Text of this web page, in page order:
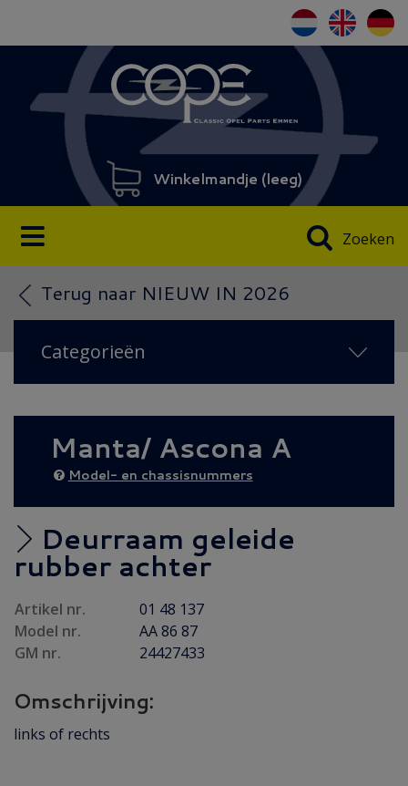
Winkelmandje (leeg)
Zoeken
Terug naar NIEUW IN 2026
Categorieën
NIEUW IN 2026(22)
Brandstof/ Uitlaat(49)
Bumper/ Spoiler/ Spiegel
Carrosserie plaatwerk
Elektrisch/ Verlichting (14)
Folders/ Boeken/ Modellen
Gebruikt
Interieur/ Instrumenten
Koeling/ Verwarming
Manta/ Ascona A
Model- en chassisnummers
Deurraam geleide
rubber achter
Artikel nr.
01 48 137
Model nr.
AA 86 87
GM nr.
24427433
Omschrijving:
links of rechts